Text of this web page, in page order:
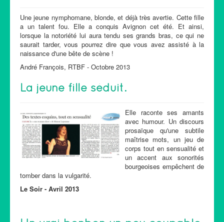
Une jeune nymphomane, blonde, et déjà très avertie. Cette fille
a un talent fou. Elle a conquis Avignon cet été. Et ainsi,
lorsque la notoriété lui aura tendu ses grands bras, ce qui ne
saurait tarder, vous pourrez dire que vous avez assisté à la
naissance d'une bête de scène !
André François, RTBF - Octobre 2013
La jeune fille séduit.
Elle raconte ses amants
avec humour. Un discours
prosaïque qu'une subtile
maîtrise mots, un jeu de
corps tout en sensualité et
un accent aux sonorités
bourgeoises empêchent de
tomber dans la vulgarité.
Le Soir - Avril 2013